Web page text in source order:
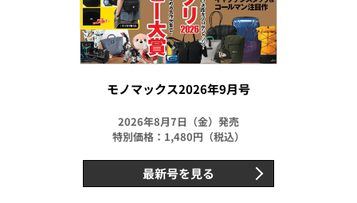
モノマックス2026年9月号
2026年8月7日（金）発売
特別価格：1,480円（税込）
最新号を見る